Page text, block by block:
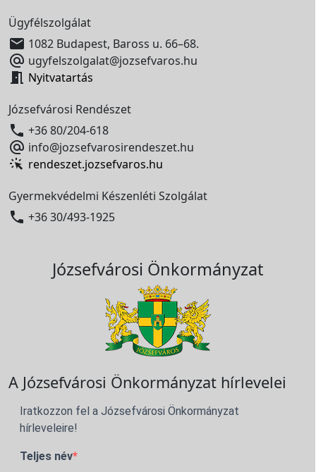
Ügyfélszolgálat
 1082 Budapest, Baross u. 66–68.
 ugyfelszolgalat@jozsefvaros.hu
 Nyitvatartás
Józsefvárosi Rendészet
 +36 80/204-618
 info@jozsefvarosirendeszet.hu
rendeszet.jozsefvaros.hu
Gyermekvédelmi Készenléti Szolgálat
 +36 30/493-1925
Józsefvárosi Önkormányzat
A Józsefvárosi Önkormányzat hírlevelei
Iratkozzon fel a Józsefvárosi Önkormányzat
hírleveleire!
Teljes név